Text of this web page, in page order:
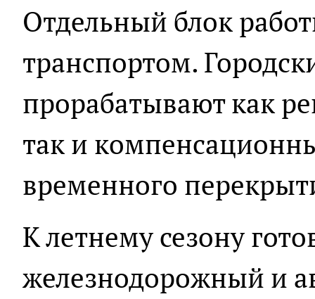
Отдельный блок
транспортом.
прорабатывают как
так и
временного
К летнему сезону
железнодорожный и